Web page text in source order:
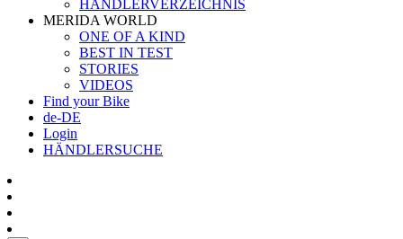
HÄNDLERVERZEICHNIS
MERIDA WORLD
ONE OF A KIND
BEST IN TEST
STORIES
VIDEOS
Find your Bike
de-DE
Login
HÄNDLERSUCHE